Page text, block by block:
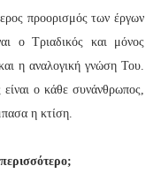
προορισμός των έργων
ο Τριαδικός και μόνος
η αναλογική γνώση Του.
ο κάθε συνάνθρωπος,
η κτίση.